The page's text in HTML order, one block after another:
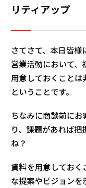
リティアップ
さてさて、本日皆様
営業活動において、
用意しておくことは
ということです。
ちなみに商談前に
り、課題があれば
ね？
資料を用意してお
な提案やビジョン